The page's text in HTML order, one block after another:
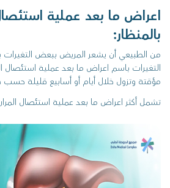
اعراض ما بعد عملية
بالمنظار:
من الطبيعي أن يشعر المريض ببعض التغيرات
التغيرات باسم اعراض ما بعد عملية استئصال
مؤقتة وتزول خلال أيام أو أسابيع قليلة
تشمل أكثر اعراض ما بعد عملية استئصال